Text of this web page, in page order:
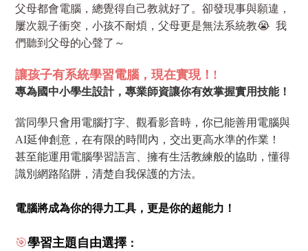
父母都會電腦，總覺得自己教就好了。卻發現事與願違，
屢次親子衝突，小孩不耐煩，父母更是無法系統教😭 我
們聽到父母的心聲了～
讓孩子有系統學習電腦，現在實現！!
專為國中小學生設計，專業師資讓你有效掌握實用技能！
當同學只會用電腦打字、觀看影音時，你已能善用電腦與
AI延伸創意，在有限的時間內，交出更高水準的作業！
甚至能運用電腦學習語言、擁有生活教練般的協助，懂得
識別網路陷阱，清楚自我保護的方法。
電腦將成為你的得力工具，更是你的超能力！
🎯學習主題自由選擇 ：